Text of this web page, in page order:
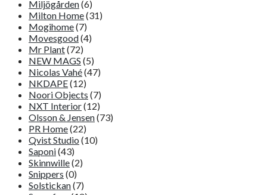
Miljögården(6)
Milton Home(31)
Mogihome(7)
Movesgood(4)
Mr Plant(72)
NEW MAGS (5)
Nicolas Vahé(47)
NKDAPE(12)
Noori Objects (7)
NXT Interior(12)
Olsson & Jensen(73)
PR Home(22)
Qvist Studio (10)
Saponi(43)
Skinnwille(2)
Snippers (0)
Solstickan(7)